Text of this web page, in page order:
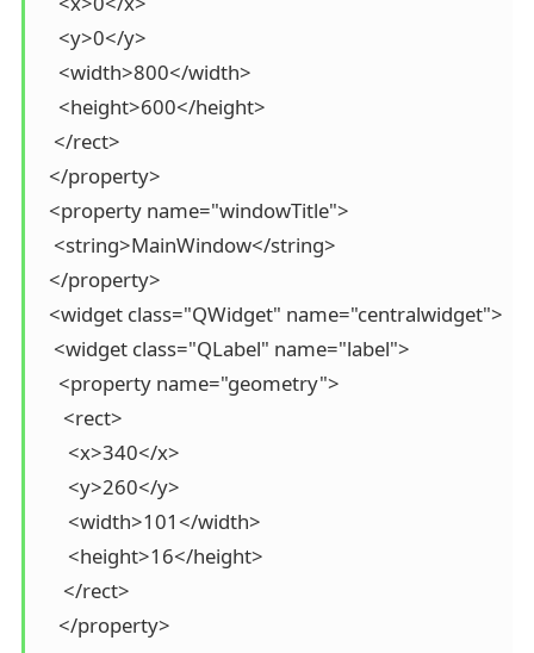
    <y>0</y>
    <width>800</width>
    <height>600</height>
   </rect>
  </property>
  <property name="windowTitle">
   <string>MainWindow</string>
  </property>
  <widget class="QWidget" name="centralwidget">
   <widget class="QLabel" name="label">
    <property name="geometry">
     <rect>
      <x>340</x>
      <y>260</y>
      <width>101</width>
      <height>16</height>
     </rect>
    </property>